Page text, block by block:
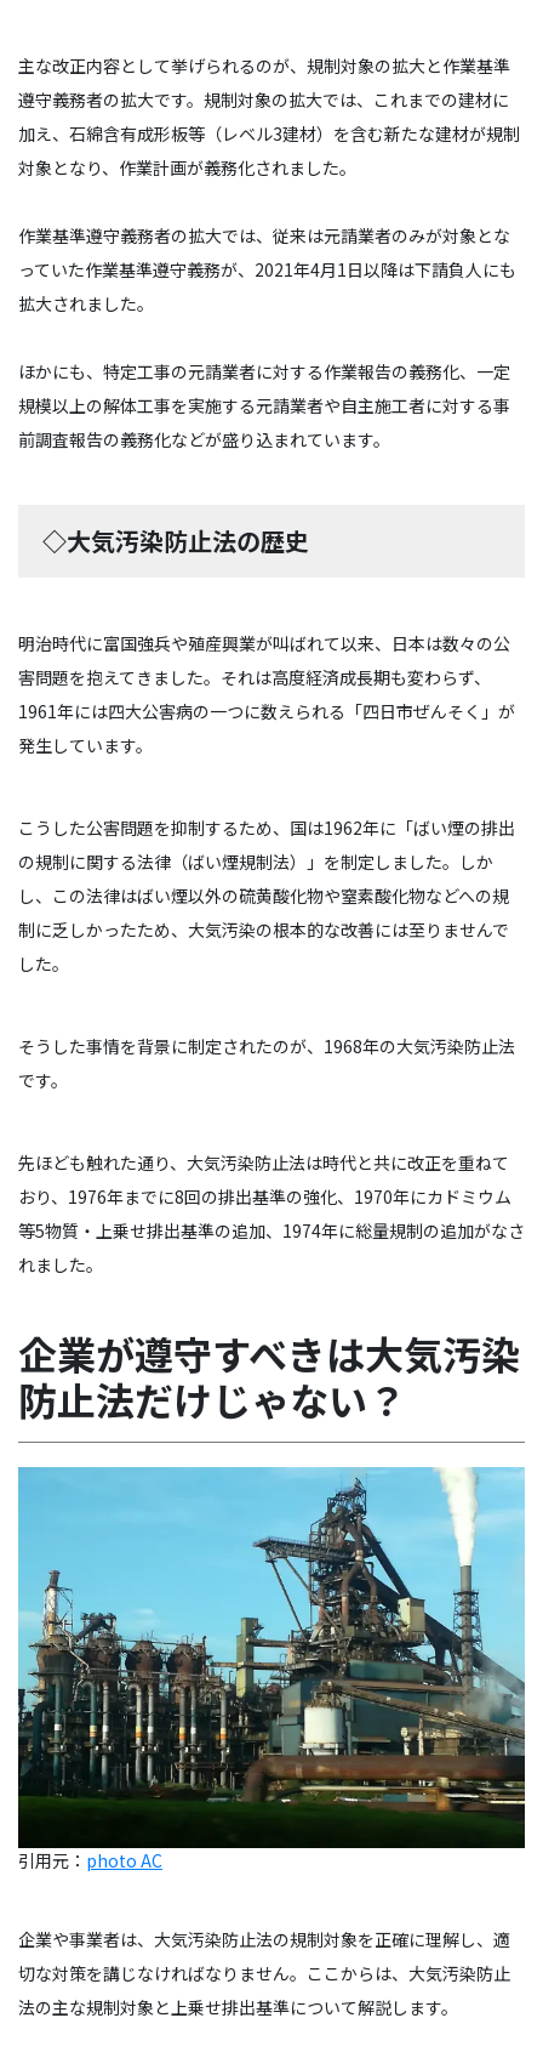
主な改正内容として挙げられるのが、規制対象の拡大と作業基準
遵守義務者の拡大です。規制対象の拡大では、これまでの建材に
加え、石綿含有成形板等（レベル3建材）を含む新たな建材が規制
対象となり、作業計画が義務化されました。
作業基準遵守義務者の拡大では、従来は元請業者のみが対象とな
っていた作業基準遵守義務が、2021年4月1日以降は下請負人にも
拡大されました。
ほかにも、特定工事の元請業者に対する作業報告の義務化、一定
規模以上の解体工事を実施する元請業者や自主施工者に対する事
前調査報告の義務化などが盛り込まれています。
◇大気汚染防止法の歴史
明治時代に富国強兵や殖産興業が叫ばれて以来、日本は数々の公
害問題を抱えてきました。それは高度経済成長期も変わらず、
1961年には四大公害病の一つに数えられる「四日市ぜんそく」が
発生しています。
こうした公害問題を抑制するため、国は1962年に「ばい煙の排出
の規制に関する法律（ばい煙規制法）」を制定しました。しか
し、この法律はばい煙以外の硫黄酸化物や窒素酸化物などへの規
制に乏しかったため、大気汚染の根本的な改善には至りませんで
した。
そうした事情を背景に制定されたのが、1968年の大気汚染防止法
です。
先ほども触れた通り、大気汚染防止法は時代と共に改正を重ねて
おり、1976年までに8回の排出基準の強化、1970年にカドミウム
等5物質・上乗せ排出基準の追加、1974年に総量規制の追加がなさ
れました。
企業が遵守すべきは大気汚染
防止法だけじゃない？
引用元： photo AC
企業や事業者は、大気汚染防止法の規制対象を正確に理解し、適
切な対策を講じなければなりません。ここからは、大気汚染防止
法の主な規制対象と上乗せ排出基準について解説します。